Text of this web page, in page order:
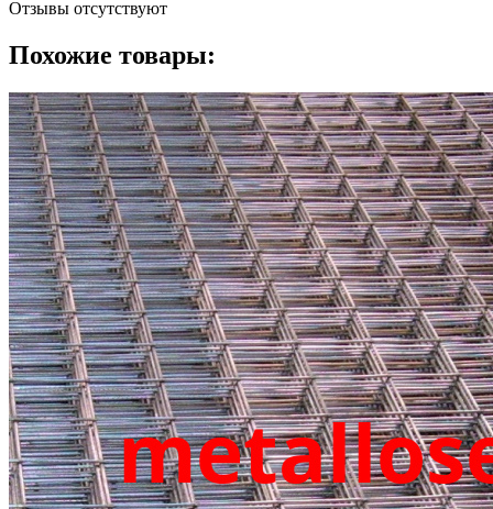
Отзывы отсутствуют
Похожие товары: